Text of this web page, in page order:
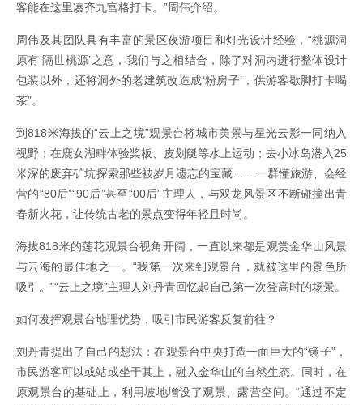
客能在这里凑齐九宫格打卡。”周伟介绍。
周伟及其团队具有丰富的景区夜游项目和灯光设计经验，“桃源洞
原有‘隔世桃源’之意，我们与之相结合，除了对洞内进行整体设计
包装以外，还将洞外的老建筑改造成‘粉房子’，供游客歇脚打卡喝
茶”。
到818米海拔的“云上之境”观景台将城市美景与星光云影一同纳入
视野；在鹿女湖畔体验桨板、皮划艇等水上运动；去小冰岛潜入25
米深的废弃矿坑探索那些被岁月遗忘的宝藏……一群懂旅游、会经
营的“80后”“90后”甚至“00后”主理人，与双龙风景区不断碰撞出青
春新火花，让传统古老的景点变得年轻且时尚。
海拔818米的莲花观景台视角开阔，一直以来都是观赏金华山风景
与云海的最佳地之一。“我第一次来到观景台，就被这里的景色所
吸引。”“云上之境”主理人刘丹青回忆起自己第一次登高时的场景。
如何发挥观景台地理优势，吸引市民游客反复前往？
刘丹青提出了自己的想法：在观景台中央打造一面巨大的“镜子”，
市民游客可以或站或坐于其上，融入金华山的自然生态。同时，在
原观景台的基础上，利用坡地增设了观景、露营空间。“通过不定